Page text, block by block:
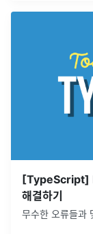
[TypeScript]
해결하기
무수한 오류들